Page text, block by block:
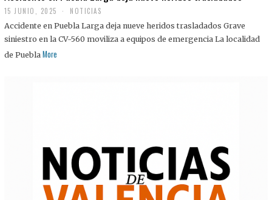
15 JUNIO, 2025 NOTICIAS
Accidente en Puebla Larga deja nueve heridos trasladados Grave
siniestro en la CV-560 moviliza a equipos de emergencia La localidad
de Puebla More